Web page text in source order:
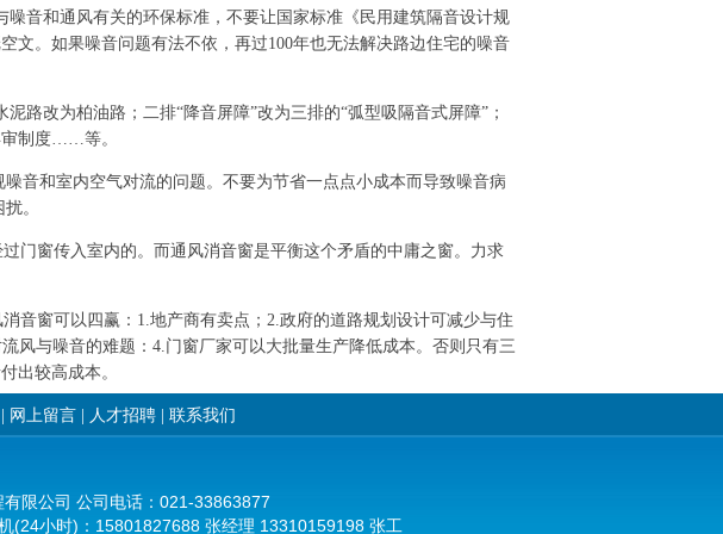
噪音和通风有关的环保标准，不要让国家标准《民用建筑隔音设计规
文。如果噪音问题有法不依，再过100年也无法解决路边住宅的噪音
路改为柏油路；二排“降音屏障”改为三排的“弧型吸隔音式屏障”；
审制度……等。
噪音和室内空气对流的问题。不要为节省一点点小成本而导致噪音病
。
过门窗传入室内的。而通风消音窗是平衡这个矛盾的中庸之窗。力求
音窗可以四赢：1.地产商有卖点；2.政府的道路规划设计可减少与住
风与噪音的难题：4.门窗厂家可以大批量生产降低成本。否则只有三
出较高成本。
网上留言| 人才招聘| 联系我们
限公司 公司电话：021-33863877
(24小时)：15801827688 张经理 13310159198 张工